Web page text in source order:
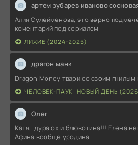
артем зубарев иваново
Алия Сулейменова, это верно
коментарий под сериалом
ЛИХИЕ (2024-2025)
драгон мани
Dragon Money твари со своим
ЧЕЛОВЕК-ПАУК: НОВЫЙ ДЕНЬ
Олег
Катя, дура ох и блювотина!!! Елена
Афина вообще уродина